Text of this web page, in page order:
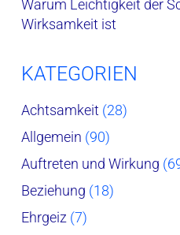
Warum Leichtigkeit der
Wirksamkeit ist
KATEGORIEN
Achtsamkeit (28)
Allgemein (90)
Auftreten und Wirkung
Beziehung (18)
Ehrgeiz (7)